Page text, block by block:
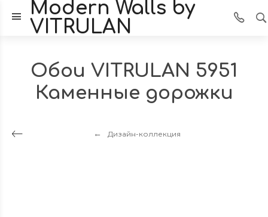
Modern Walls by
VITRULAN
Обои VITRULAN 5951
Каменные дорожки
Дизайн-коллекция